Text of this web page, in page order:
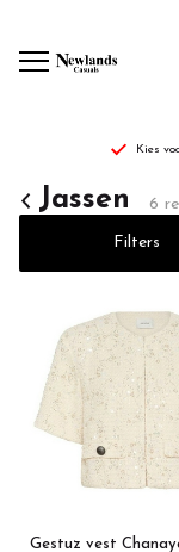
Kies
dames
jassen/
Jassen 6
Filters
Gestuz vest